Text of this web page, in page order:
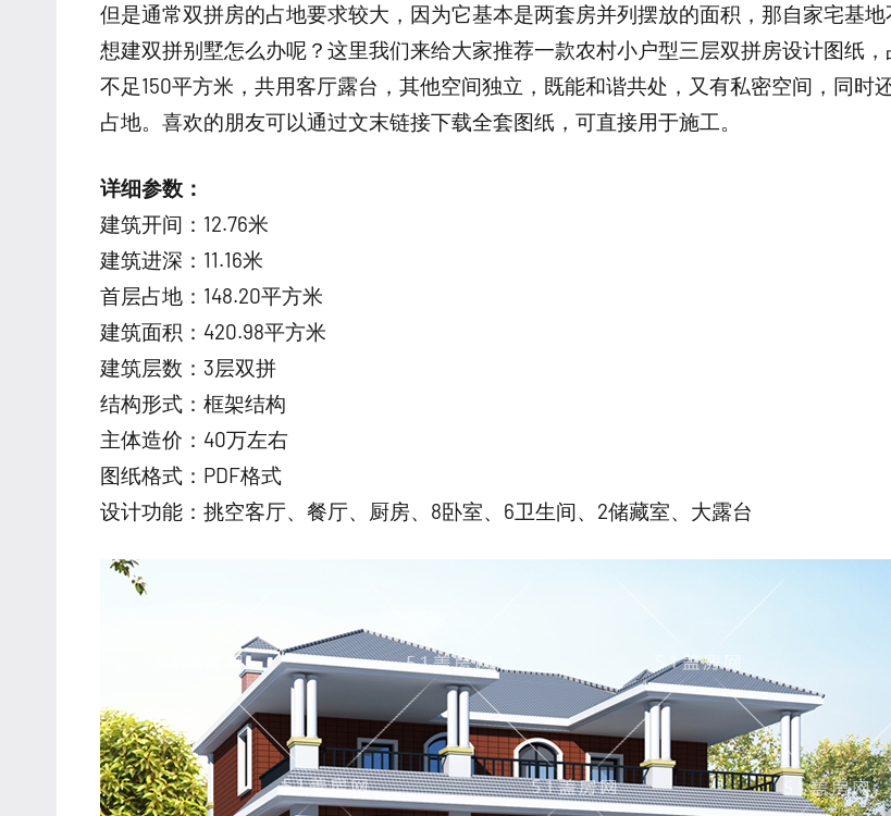
但是通常双拼房的占地要求较大，因为它基本是两套房并列摆放的面积，那自家宅基地
想建双拼别墅怎么办呢？这里我们来给大家推荐一款农村小户型三层双拼房设计图纸，
不足150平方米，共用客厅露台，其他空间独立，既能和谐共处，又有私密空间，同时
占地。喜欢的朋友可以通过文末链接下载全套图纸，可直接用于施工。
详细参数：
建筑开间：12.76米
建筑进深：11.16米
首层占地：148.20平方米
建筑面积：420.98平方米
建筑层数：3层双拼
结构形式：框架结构
主体造价：40万左右
图纸格式：PDF格式
设计功能：挑空客厅、餐厅、厨房、8卧室、6卫生间、2储藏室、大露台